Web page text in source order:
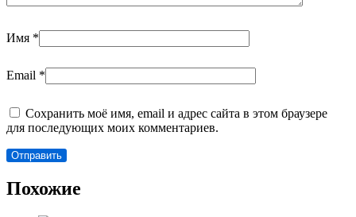
Имя *
Email *
Сохранить моё имя, email и адрес сайта в этом браузере
для последующих моих комментариев.
Похожие